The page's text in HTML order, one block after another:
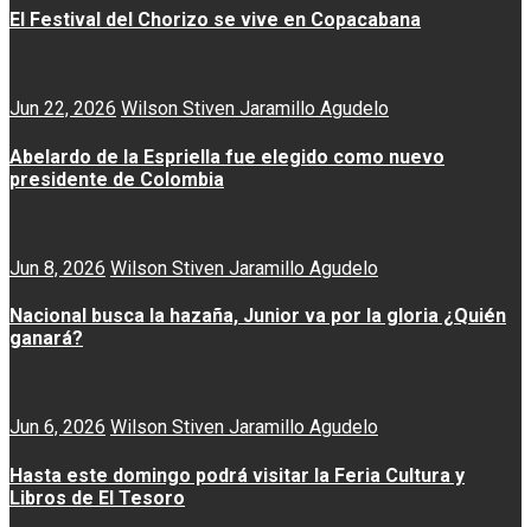
El Festival del Chorizo se vive en Copacabana
Jun 22, 2026 Wilson Stiven Jaramillo Agudelo
Abelardo de la Espriella fue elegido como nuevo
presidente de Colombia
Jun 8, 2026 Wilson Stiven Jaramillo Agudelo
Nacional busca la hazaña, Junior va por la gloria ¿Quién
ganará?
Jun 6, 2026 Wilson Stiven Jaramillo Agudelo
Hasta este domingo podrá visitar la Feria Cultura y
Libros de El Tesoro